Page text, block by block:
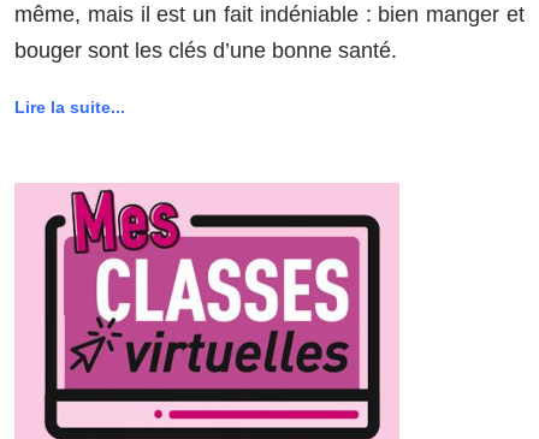
même, mais il est un fait indéniable : bien manger et
bouger sont les clés d’une bonne santé.
Lire la suite...